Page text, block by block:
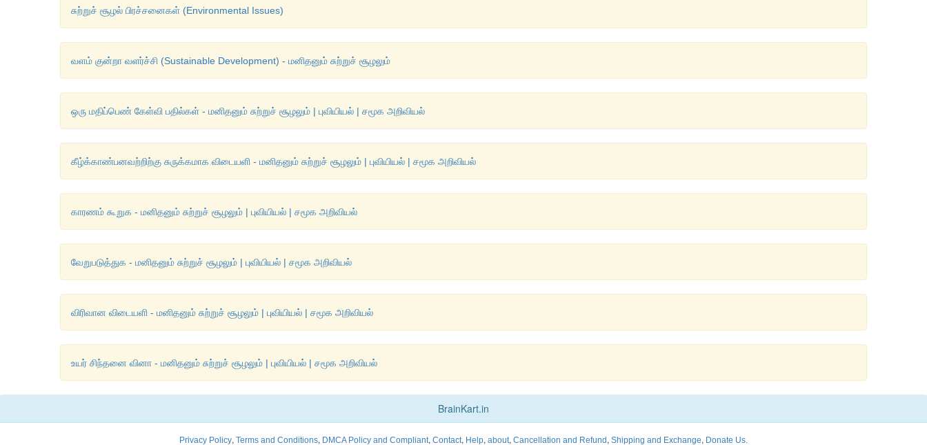
சுற்றுச் சூழல் பிரச்சனைகள் (Environmental Issues)
வளம் குன்றா வளர்ச்சி (Sustainable Development) - மனிதனும் சுற்றுச் சூழலும்
ஒரு மதிப்பெண் கேள்வி பதில்கள் - மனிதனும் சுற்றுச் சூழலும் | புவியியல் | சமூக அறிவியல்
கீழ்க்காண்பனவற்றிற்கு சுருக்கமாக விடையளி - மனிதனும் சுற்றுச் சூழலும் | புவியியல் | சமூக அறிவியல்
காரணம் கூறுக - மனிதனும் சுற்றுச் சூழலும் | புவியியல் | சமூக அறிவியல்
வேறுபடுத்துக - மனிதனும் சுற்றுச் சூழலும் | புவியியல் | சமூக அறிவியல்
விரிவான விடையளி - மனிதனும் சுற்றுச் சூழலும் | புவியியல் | சமூக அறிவியல்
உயர் சிந்தனை வினா - மனிதனும் சுற்றுச் சூழலும் | புவியியல் | சமூக அறிவியல்
BrainKart.in
Privacy Policy, Terms and Conditions, DMCA Policy and Compliant, Contact, Help, about, Cancellation and Refund , Shipping and Exchange, Donate Us.